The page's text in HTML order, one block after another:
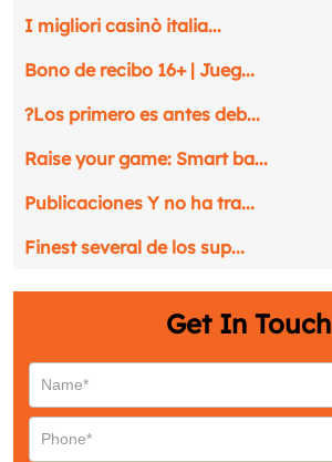
Request a CallBack
Email*
Phone*
Message
I migliori casinò italia...
Bono de recibo 16+ | Jueg...
?Los primero es antes deb...
Raise your game: Smart ba...
Publicaciones Y no ha tra...
Finest several de los sup...
Get In Touch